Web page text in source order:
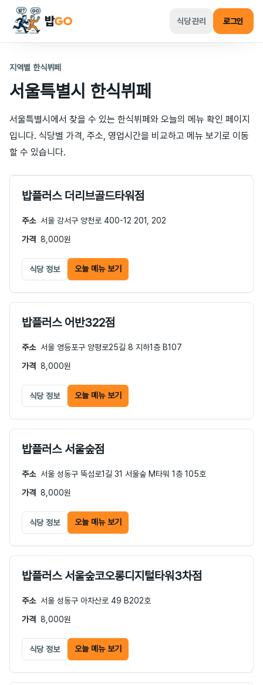
밥GO 식당 관리 로그인
지역별 한식뷔페
서울특별시 한식뷔페
서울특별시 에서 찾을 수 있는 한식뷔페와 오늘의 메뉴 확인 페이지
입니다. 식당별 가격, 주소, 영업시간을 비교하고 메뉴 보기로 이동
할 수 있습니다.
밥플러스 더리브골드타워점
주소 서울 강서구 양천로 400-12 201, 202
가격
8,000원
식당 정보 오늘 메뉴 보기
밥플러스 어반322점
주소 서울 영등포구 양평로25길 8 지하1층 B107
가격
8,000원
식당 정보 오늘 메뉴 보기
밥플러스 서울숲점
주소 서울 성동구 뚝섬로1길 31 서울숲 M타워 1층 105호
가격
8,000원
식당 정보 오늘 메뉴 보기
밥플러스 서울숲코오롱디지털타워3차점
주소 서울 성동구 아차산로 49 B202호
가격
8,000원
식당 정보 오늘 메뉴 보기